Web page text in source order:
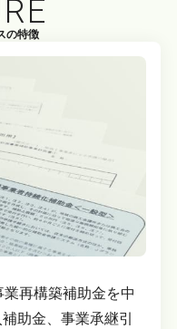
の特徴
再構築補助金を中
助金、事業承継引